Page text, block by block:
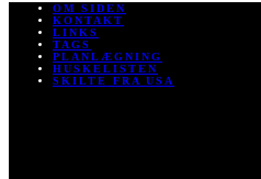
OM SIDEN
KONTAKT
LINKS
TAGS
PLANLÆGNING
HUSKELISTEN
SKILTE FRA USA